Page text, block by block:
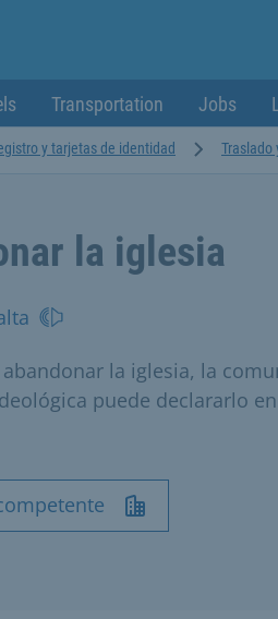
Transportation Jobs
y tarjetas de identidad Traslado
la iglesia
la iglesia, la
puede declararlo